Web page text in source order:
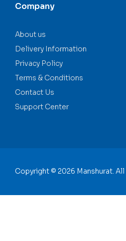
Company
About us
Delivery Information
Privacy Policy
Terms & Conditions
Contact Us
Support Center
Copyright © 2026 Manshurat.